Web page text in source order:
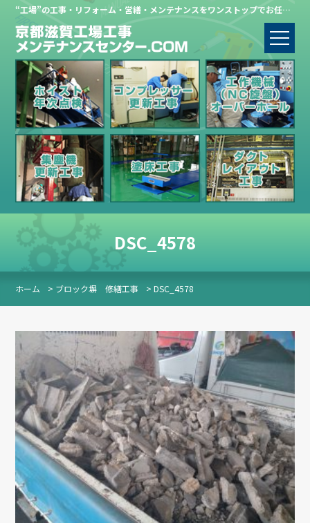
“工場”の工事・リフォーム・営繕・メンテナンスをワンストップでお任せください。
DSC_4578
ホーム > ブロック塀 修繕工事 > DSC_4578